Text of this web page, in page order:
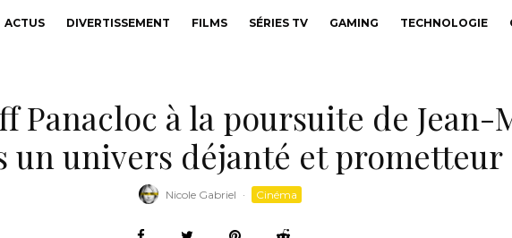
ACTUS DIVERTISSEMENT FILMS SÉRIES TV GAMING TECHNOLOGIE
Panacloc à la poursuite de Jean-
un univers déjanté et prometteur
Nicole Gabriel · Cinéma